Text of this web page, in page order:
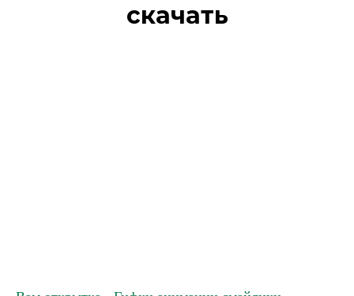
скачать